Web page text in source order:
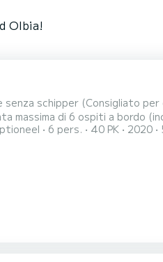
Olbia!
senza schipper (Consigliato
massima di 6 ospiti a bordo
de La Maddalena tra le
Maddalena, Santo Stefano,
6 pers. 40 PK 2020